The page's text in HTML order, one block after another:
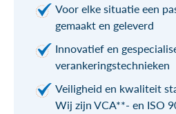
Voor elke situatie een
gemaakt en geleverd
Innovatief en
verankeringstechnieken
Veiligheid en kwaliteit
Wij zijn VCA**- en ISO